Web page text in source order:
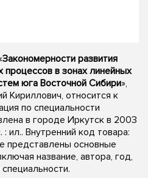
Закономерности развития
процессов в зонах линейных
юга Восточной Сибири»,
Кириллович, относится к
по специальности
в городе Иркутск в 2003
ил.. Внутренний код товара:
представлены основные
название, автора, год,